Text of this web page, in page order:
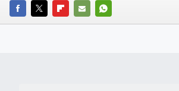
FACEBOOK
TWITTERFLIPBOARD
E-
WHATSAPP